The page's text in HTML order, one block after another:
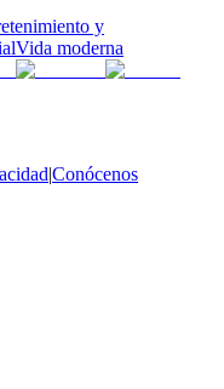
y
Vida moderna
|Conócenos